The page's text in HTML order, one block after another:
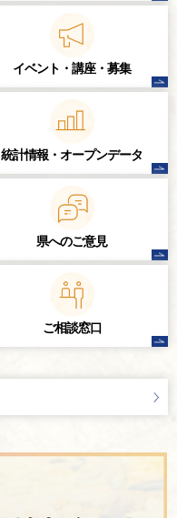
イベント・講座・ 募集
統計情報・ オープンデータ
県へのご意見
ご相談窓口